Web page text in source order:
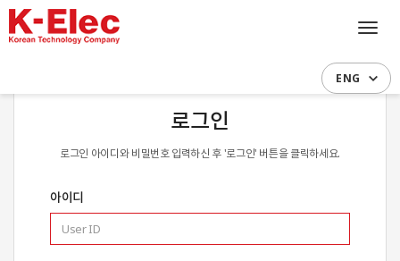
ENG
로그인
로그인 아이디와 비밀번호 입력하신 후 '로그인' 버튼을 클릭하세요.
아이디